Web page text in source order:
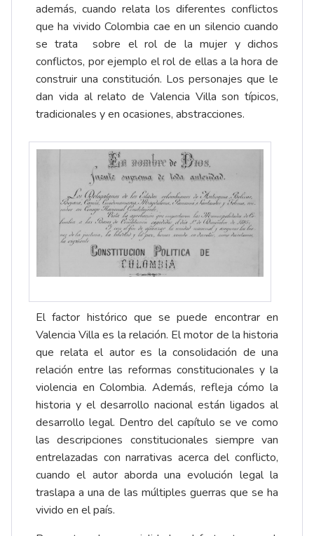
además, cuando relata los diferentes conflictos
que ha vivido Colombia cae en un silencio cuando
se trata sobre el rol de la mujer y dichos
conflictos, por ejemplo el rol de ellas a la hora de
construir una constitución. Los personajes que le
dan vida al relato de Valencia Villa son típicos,
tradicionales y en ocasiones, abstracciones.
El factor histórico que se puede encontrar en
Valencia Villa es la relación. El motor de la historia
que relata el autor es la consolidación de una
relación entre las reformas constitucionales y la
violencia en Colombia. Además, refleja cómo la
historia y el desarrollo nacional están ligados al
desarrollo legal. Dentro del capítulo se ve como
las descripciones constitucionales siempre van
entrelazadas con narrativas acerca del conflicto,
cuando el autor aborda una evolución legal la
traslapa a una de las múltiples guerras que se ha
vivido en el país.